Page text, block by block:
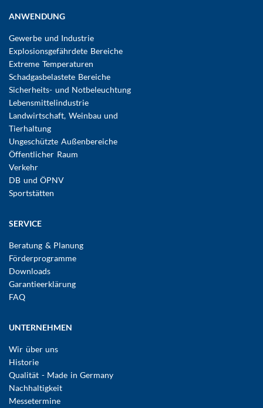
ANWENDUNG
Gewerbe und Industrie
Explosionsgefährdete Bereiche
Extreme Temperaturen
Schadgasbelastete Bereiche
Sicherheits- und Notbeleuchtung
Lebensmittelindustrie
Landwirtschaft, Weinbau und
Tierhaltung
Ungeschützte Außenbereiche
Öffentlicher Raum
Verkehr
DB und ÖPNV
Sportstätten
SERVICE
Beratung & Planung
Förderprogramme
Downloads
Garantieerklärung
FAQ
UNTERNEHMEN
Wir über uns
Historie
Qualität - Made in Germany
Nachhaltigkeit
Messetermine